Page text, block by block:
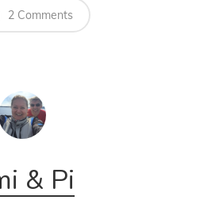
2 Comments
& Pi